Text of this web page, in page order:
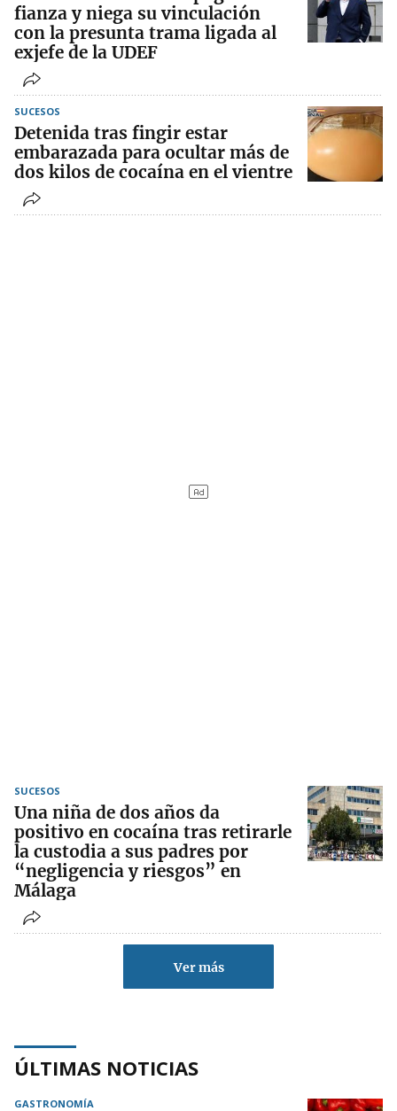
fianza y niega su vinculación
con la presunta trama ligada al
exjefe de la UDEF
SUCESOS
Detenida tras fingir estar
embarazada para ocultar más de
dos kilos de cocaína en el vientre
SUCESOS
Una niña de dos años da
positivo en cocaína tras retirarle
la custodia a sus padres por
“negligencia y riesgos” en
Málaga
Ver más
ÚLTIMAS NOTICIAS
GASTRONOMÍA